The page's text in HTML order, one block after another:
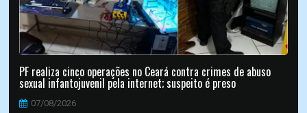
PF realiza cinco operações no Ceará contra crimes de abuso
sexual infantojuvenil pela internet; suspeito é preso
07/08/2026